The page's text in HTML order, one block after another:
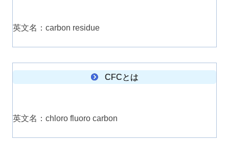
英文名：carbon residue
CFCとは
英文名：chloro fluoro carbon